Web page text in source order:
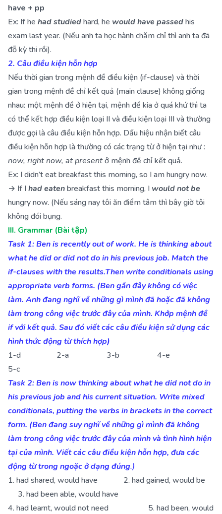
have + pp
Ex: If he had studiedhard, he would have passedhis
exam last year. (Nếu anh ta học hành chăm chỉ thì anh ta đã
đỗ kỳ thi rồi).
2. Câu điều kiện hỗn hợp
Nếu thời gian trong mệnh đề điều kiện (if-clause) và thời
gian trong mệnh đề chỉ kết quả (main clause) không giống
nhau: một mệnh đề ở hiện tại, mệnh đề kia ở quá khứ thì ta
có thể kết hợp điều kiện loại II và điều kiện loại III và thường
được gọi là câu điều kiện hỗn hợp. Dấu hiệu nhận biết câu
điều kiện hỗn hợp là thường có các trạng từ ở hiện tại như :
now, right now, at presentở mệnh đề chỉ kết quả.
Ex: I didn’t eat breakfast this morning, so I am hungry now.
→ If Ihad eatenbreakfast this morning, I would not be
hungry now. (Nếu sáng nay tôi ăn điểm tâm thì bây giờ tôi
không đói bụng.
III. Grammar (Bài tập)
Task 1: Ben is recently out of work. He is thinking about
what he did or did not do in his previous job. Match the
if-clauses with the results.Then write conditionals using
appropriate verb forms. (Ben gần đây không có việc
làm. Anh đang nghĩ về những gì mình đã hoặc đã không
làm trong công việc trước đây của mình. Khớp mệnh đề
if với kết quả. Sau đó viết các câu điều kiện sử dụng các
hình thức động từ thích hợp)
1-d 2-a 3-b 4-e
5-c
Task 2: Ben is now thinking about what he did not do in
his previous job and his current situation. Write mixed
conditionals, putting the verbs in brackets in the correct
form. (Ben đang suy nghĩ về những gì mình đã không
làm trong công việc trước đây của mình và tình hình hiện
tại của mình. Viết các câu điều kiện hỗn hợp, đưa các
động từ trong ngoặc ở dạng đúng.)
1. had shared, would have 2. had gained, would be
3. had been able, would have
4. had learnt, would not need 5. had been, would